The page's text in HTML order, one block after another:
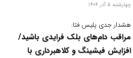
تخفیف‌های غیرواقعی، در کمین سرقت اطلاعات
چهارشنبه 5 آذر 1404
هشدار جدی پلیس فتا:
مراقب دام‌های بلک فرایدی باشید/
افزایش فیشینگ و کلاهبرداری با